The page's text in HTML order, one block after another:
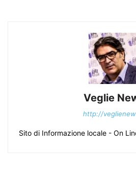
Veglie
http://
Sito di Informazione locale - On